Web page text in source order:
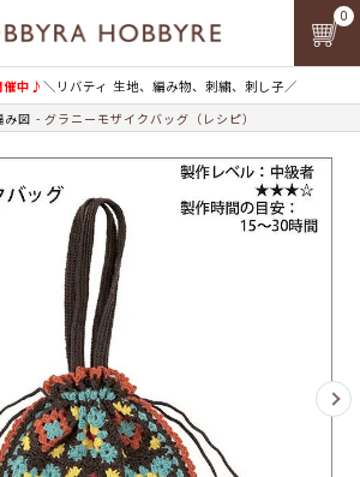
催中♪＼リバティ 生地、編み物、刺繍、刺し子／
0
み図 グラニーモザイクバッグ（レシピ）